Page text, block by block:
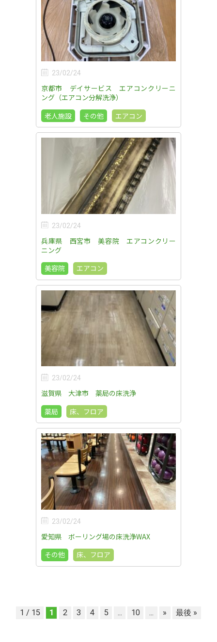
23/02/24
京都市 デイサービス エアコンクリーニ
ング（エアコン分解洗浄）
老人施設
その他 エアコン
23/02/24
兵庫県 西宮市 美容院 エアコンクリー
ニング
美容院
エアコン
23/02/24
滋賀県 大津市 薬局の床洗浄
薬局
床、フロア
23/02/24
愛知県 ボーリング場の床洗浄WAX
その他
床、フロア
1 / 15 1 2 3 4 5 ... 10 ... » 最後 »